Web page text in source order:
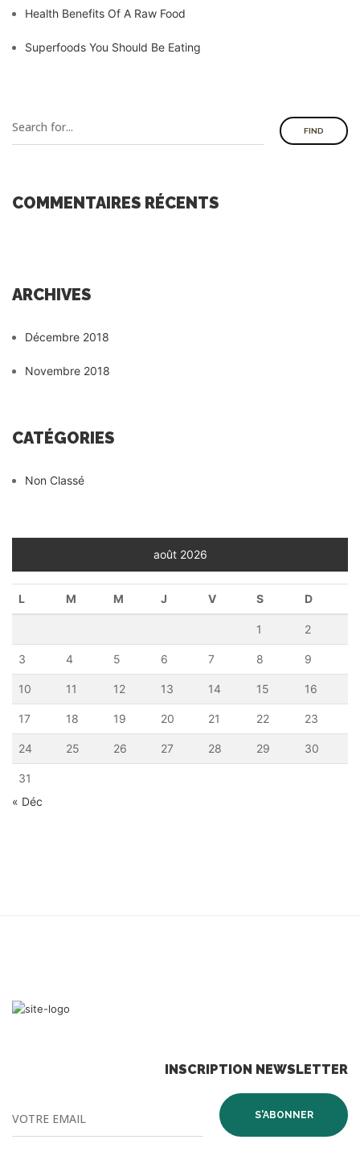
Health Benefits Of A Raw Food
Superfoods You Should Be Eating
FIND
COMMENTAIRES RÉCENTS
ARCHIVES
Décembre 2018
Novembre 2018
CATÉGORIES
Non Classé
août 2026
L M M J V S D
1 2
3 4 5 6 7 8 9
10 11 12 13 14 15 16
17 18 19 20 21 22 23
24 25 26 27 28 29 30
31
« Déc
INSCRIPTION NEWSLETTER